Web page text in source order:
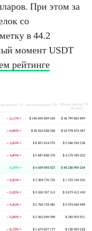
При этом за
со
в 44.2
момент USDT
рейтинге